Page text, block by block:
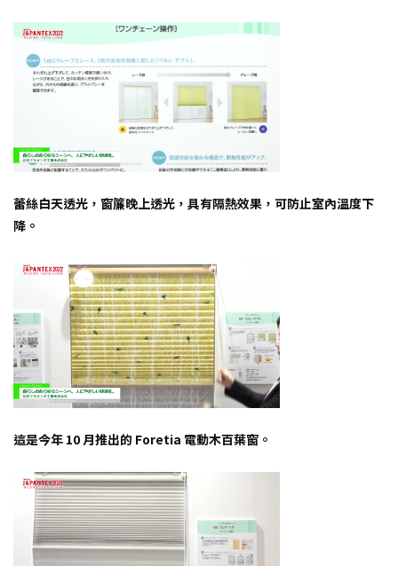
蕾絲白天透光，窗簾晚上透光，具有隔熱效果，可防止室內溫度下
降。
這是今年 10 月推出的 Foretia 電動木百葉窗。